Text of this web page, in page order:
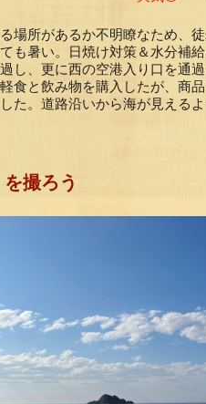
場所があるか不明瞭なため、
も暑い。日焼け対策＆水分補
し、更に西の空港入り口を通
食と飲み物を購入したが、商
た。道路沿いから海が見える
撮ろう